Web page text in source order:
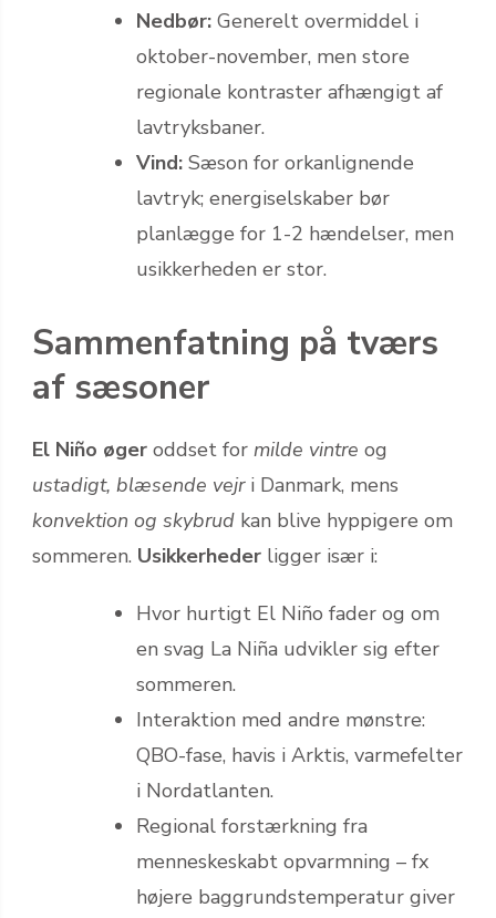
Nedbør: Generelt overmiddel i
oktober-november, men store
regionale kontraster afhængigt af
lavtryksbaner.
Vind: Sæson for orkanlignende
lavtryk; energiselskaber bør
planlægge for 1-2 hændelser, men
usikkerheden er stor.
Sammenfatning på tværs
af sæsoner
El Niño øger oddset for milde vintre og
ustadigt, blæsende vejri Danmark, mens
konvektion og skybrud kan blive hyppigere om
sommeren. Usikkerheder ligger især i:
Hvor hurtigt El Niño fader og om
en svag La Niña udvikler sig efter
sommeren.
Interaktion med andre mønstre:
QBO-fase, havis i Arktis, varmefelter
i Nordatlanten.
Regional forstærkning fra
menneskeskabt opvarmning – fx
højere baggrundstemperatur giver